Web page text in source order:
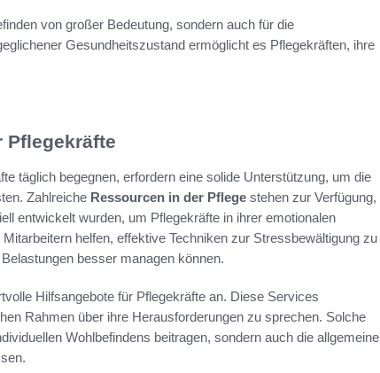
von großer Bedeutung, sondern auch für die
Gesundheitszustand ermöglicht es Pflegekräften, ihre
Pflegekräfte
täglich begegnen, erfordern eine solide Unterstützung, um die
Zahlreiche Ressourcen in der Pflege stehen zur Verfügung,
entwickelt wurden, um Pflegekräfte in ihrer emotionalen
helfen, effektive Techniken zur Stressbewältigung zu
besser managen können.
Hilfsangebote für Pflegekräfte an. Diese Services
Rahmen über ihre Herausforderungen zu sprechen. Solche
Wohlbefindens beitragen, sondern auch die allgemeine